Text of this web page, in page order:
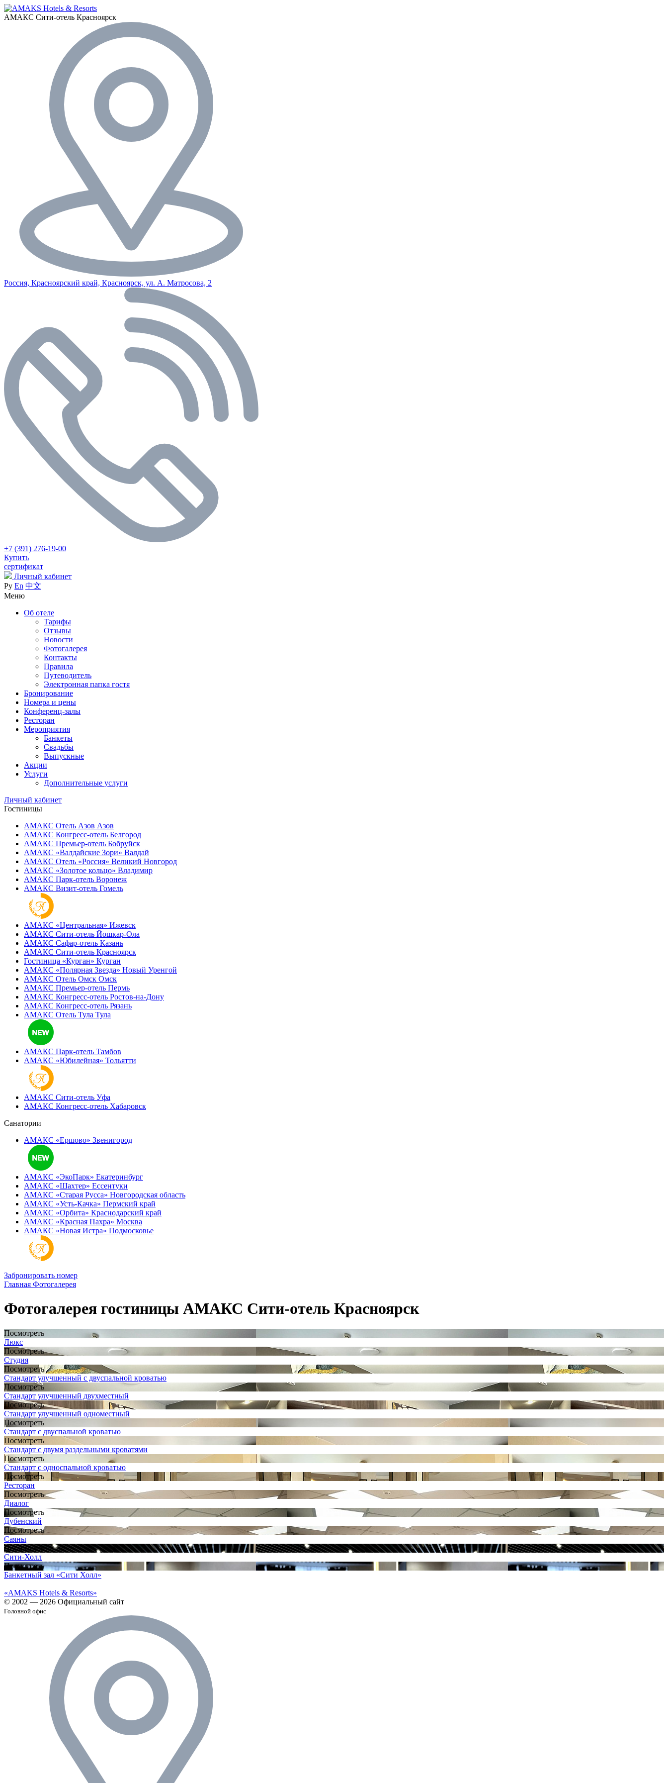
АМАКС Сити-отель Красноярск
Россия, Красноярский край, Красноярск, ул. А. Матросова, 2
+7 (391) 276-19-00
Купить
сертификат
Личный кабинет
Ру En 中文
Меню
Об отеле
Тарифы
Отзывы
Новости
Фотогалерея
Контакты
Правила
Путеводитель
Электронная папка гостя
Бронирование
Номера и цены
Конференц-залы
Ресторан
Мероприятия
Банкеты
Свадьбы
Выпускные
Акции
Услуги
Дополнительные услуги
Личный кабинет
Гостиницы
АМАКС Отель ‎Азов Азов
АМАКС Конгресс-отель Белгород
АМАКС Премьер-отель Бобруйск
АМАКС «‎Валдайские Зори» Валдай
АМАКС Отель «‎Россия» Великий Новгород
АМАКС «‎Золотое кольцо» Владимир
АМАКС Парк-отель Воронеж
АМАКС Визит-отель Гомель
АМАКС «‎Центральная» Ижевск
АМАКС Сити-отель Йошкар-Ола
АМАКС Сафар-отель Казань
АМАКС Сити-отель Красноярск
Гостиница «‎Курган» Курган
АМАКС «Полярная Звезда» Новый Уренгой
АМАКС Отель ‎Омск Омск
АМАКС Премьер-отель Пермь
АМАКС Конгресс-отель Ростов-на-Дону
АМАКС Конгресс-отель Рязань
АМАКС Отель Тула Тула
АМАКС Парк-отель Тамбов
АМАКС «‎Юбилейная» Тольятти
АМАКС Сити-отель Уфа
АМАКС Конгресс-отель Хабаровск
Санатории
АМАКС «Ершово» Звенигород
АМАКС «ЭкоПарк» Екатеринбург
АМАКС «‎Шахтер» Ессентуки
АМАКС «‎Старая Русса» Новгородская область
АМАКС «‎Усть-Качка» Пермский край
АМАКС «‎Орбита» Краснодарский край
АМАКС «‎Красная Пахра» Москва
АМАКС «‎Новая Истра» Подмосковье
Забронировать номер
Главная Фотогалерея
Фотогалерея гостиницы АМАКС Сити-отель Красноярск
Посмотреть
Люкс
Посмотреть
Студия
Посмотреть
Стандарт улучшенный с двуспальной кроватью
Посмотреть
Стандарт улучшенный двухместный
Посмотреть
Стандарт улучшенный одноместный
Посмотреть
Стандарт с двуспальной кроватью
Посмотреть
Стандарт с двумя раздельными кроватями
Посмотреть
Стандарт с односпальной кроватью
Посмотреть
Ресторан
Посмотреть
Диалог
Посмотреть
Дубенский
Посмотреть
Саяны
Посмотреть
Сити-Холл
Посмотреть
Банкетный зал «Сити Холл»
«AMAKS Hotels & Resorts»
© 2002 — 2026 Официальный сайт
Головной офис